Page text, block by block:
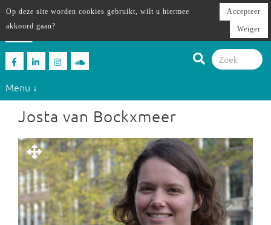
Menu ↓
Josta van Bockxmeer
Op deze site worden cookies gebruikt, wilt u hiermee
akkoord gaan?
Accepteer
Weiger